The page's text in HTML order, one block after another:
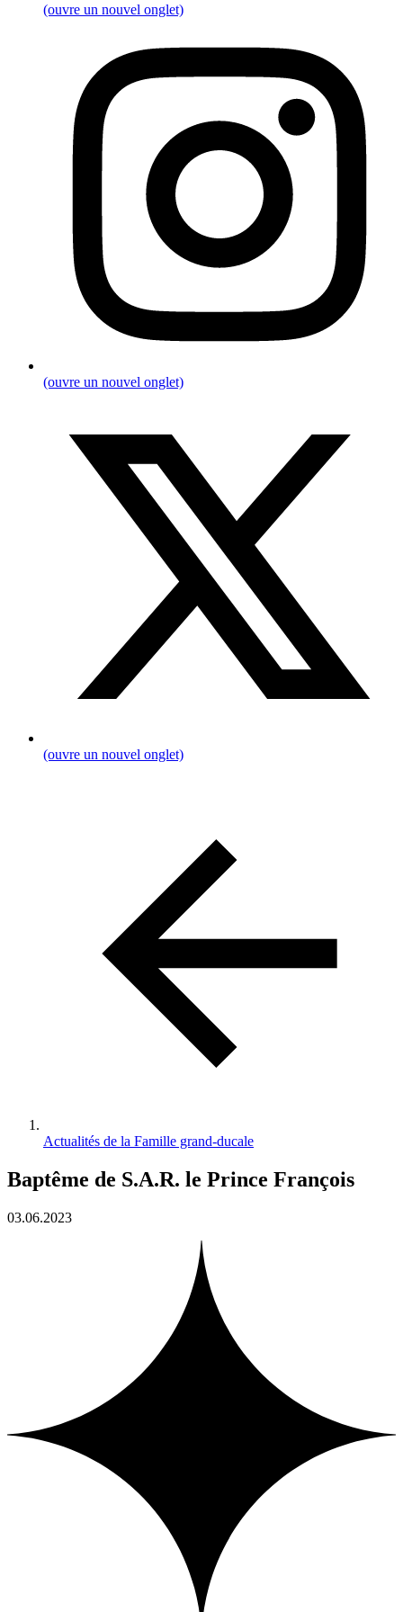
(ouvre un nouvel onglet)
(ouvre un nouvel onglet)
(ouvre un nouvel onglet)
Actualités de la Famille grand-ducale
Baptême de S.A.R. le Prince François
03.06.2023